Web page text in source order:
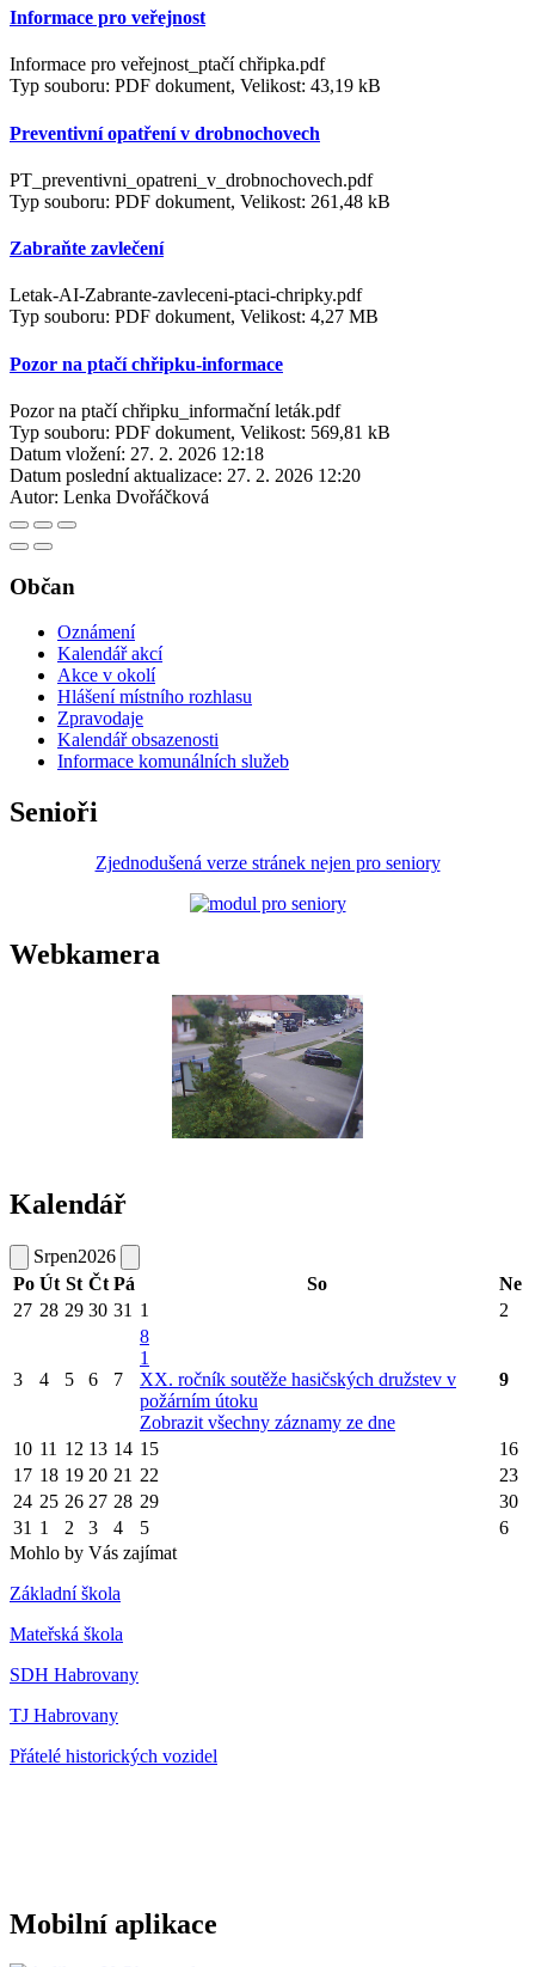
Informace pro veřejnost
Informace pro veřejnost_ptačí chřipka.pdf
Typ souboru: PDF dokument, Velikost: 43,19 kB
Preventivní opatření v drobnochovech
PT_preventivni_opatreni_v_drobnochovech.pdf
Typ souboru: PDF dokument, Velikost: 261,48 kB
Zabraňte zavlečení
Letak-AI-Zabrante-zavleceni-ptaci-chripky.pdf
Typ souboru: PDF dokument, Velikost: 4,27 MB
Pozor na ptačí chřipku-informace
Pozor na ptačí chřipku_informační leták.pdf
Typ souboru: PDF dokument, Velikost: 569,81 kB
Datum vložení: 27. 2. 2026 12:18
Datum poslední aktualizace: 27. 2. 2026 12:20
Autor: Lenka Dvořáčková
Občan
Oznámení
Kalendář akcí
Akce v okolí
Hlášení místního rozhlasu
Zpravodaje
Kalendář obsazenosti
Informace komunálních služeb
Senioři
Zjednodušená verze stránek nejen pro seniory
Webkamera
Kalendář
Srpen2026
Po Út St Čt Pá So
Ne
27 28 29 30 31 1 2
3 4 5 6 7
8
1
XX. ročník soutěže hasičských družstev v
požárním útoku
Zobrazit všechny záznamy ze dne
9
10 11 12 13 14 15
16
17 18 19 20 21 22
23
24 25 26 27 28 29
30
31 1 2 3 4 5
6
Mohlo by Vás zajímat
Základní škola
Mateřská škola
SDH Habrovany
TJ Habrovany
Přátelé historických vozidel
Mobilní aplikace